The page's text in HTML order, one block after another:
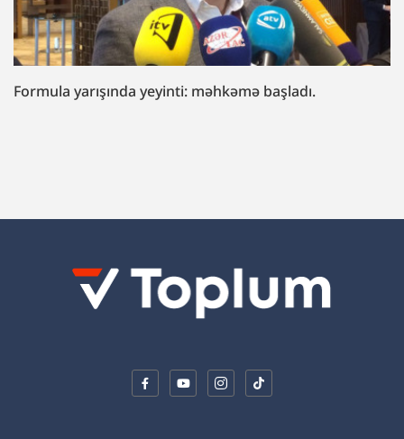
“Fazil Mustafaya sui-qəsd işi”ndə müttəhim: